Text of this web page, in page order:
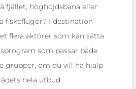
fjället, höghöjdsbana eller
fiskeflugor? I destination
flera aktörer som kan sätta
som passar både
grupper, om du vill ha hjälp
hela utbud.